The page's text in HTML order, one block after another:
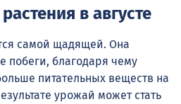
в августе
самой щадящей. Она
побеги, благодаря чему
питательных веществ на
урожай может стать